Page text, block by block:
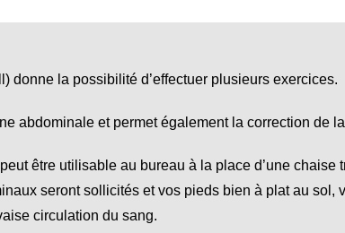
donne la possibilité d’effectuer plusieurs exercices.
abdominale et permet également la correction de
être utilisable au bureau à la place d’une
seront sollicités et vos pieds bien à plat au
circulation du sang.